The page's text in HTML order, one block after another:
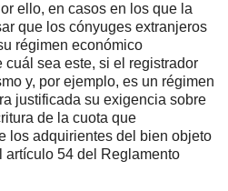
ello, en casos en los que la
que los cónyuges extranjeros
régimen económico
sea este, si el registrador
y, por ejemplo, es un régimen
justificada su exigencia sobre
de la cuota que
los adquirientes del bien objeto
artículo 54 del Reglamento